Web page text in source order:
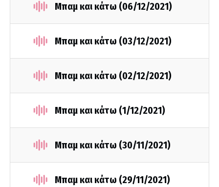
Μπαμ και κάτω (06/12/2021)
Μπαμ και κάτω (03/12/2021)
Μπαμ και κάτω (02/12/2021)
Μπαμ και κάτω (1/12/2021)
Μπαμ και κάτω (30/11/2021)
Μπαμ και κάτω (29/11/2021)